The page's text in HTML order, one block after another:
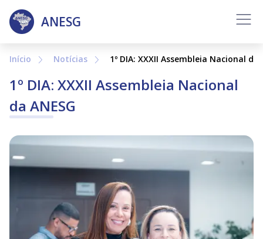
ANESG
Diretoria
Galeria de Fotos
Contato
Início Notícias 1º DIA: XXXII Assembleia Nacional da
1º DIA: XXXII Assembleia Nacional
da ANESG